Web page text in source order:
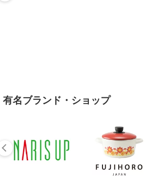
有名ブランド・ショップ